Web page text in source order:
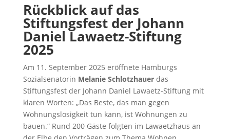
Rückblick auf das
Stiftungsfest der Johann
Daniel Lawaetz-Stiftung
2025
Am 11. September 2025 eröffnete Hamburgs
Sozialsenatorin Melanie Schlotzhauerdas
Stiftungsfest der Johann Daniel Lawaetz-Stiftung mit
klaren Worten: „Das Beste, das man gegen
Wohnungslosigkeit tun kann, ist Wohnungen zu
bauen.“ Rund 200 Gäste folgten im Lawaetzhaus an